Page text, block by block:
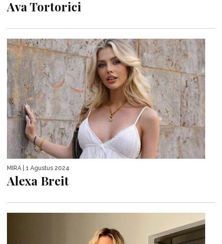
Ava Tortorici
MIRA | 1 Agustus 2024
Alexa Breit